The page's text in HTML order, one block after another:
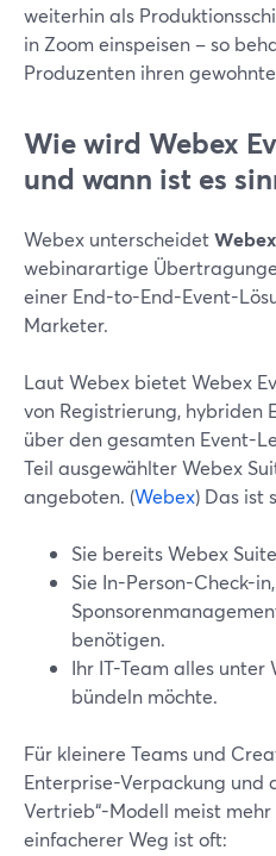
weiterhin als
in Zoom einspeisen – so
Produzenten ihren
Wie wird Webex
und wann ist es
Webex unterscheidet
webinarartige
einer End-to-End-Event-
Marketer.
Laut Webex bietet Webex
von Registrierung, hybriden
über den gesamten Event-
Teil ausgewählter Webex
angeboten. (Webex) Das ist
Sie bereits Webex
Sie In-Person-Check-
benötigen.
Ihr IT-Team alles
bündeln möchte.
Für kleinere Teams und
Enterprise-Verpackung und
Vertrieb“-Modell meist
einfacherer Weg ist oft: